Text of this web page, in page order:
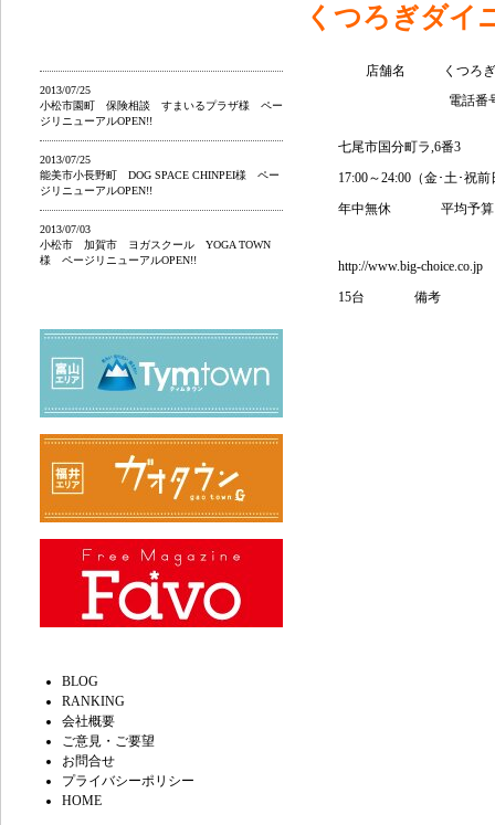
2013/07/25
小松市園町 保険相談 すまいるプラザ様 ペー
ジリニューアルOPEN!!
2013/07/25
能美市小長野町 DOG SPACE CHINPEI様 ペー
ジリニューアルOPEN!!
2013/07/03
小松市 加賀市 ヨガスクール YOGA TOWN
様 ページリニューアルOPEN!!
BLOG
RANKING
会社概要
ご意見・ご要望
お問合せ
プライバシーポリシー
HOME
くつろぎダイ
店舗名
くつろ
電話番
七尾市国分町ラ,6番3
17:00～24:00（金･土･祝
年中無休
平均予算
http://www.big-choice.co.jp
15台
備考